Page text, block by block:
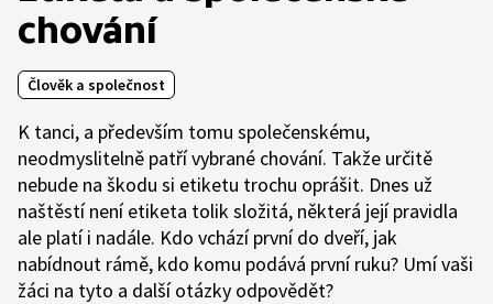
chování
Člověk a společnost
K tanci, a především tomu společenskému,
neodmyslitelně patří vybrané chování. Takže určitě
nebude na škodu si etiketu trochu oprášit. Dnes už
naštěstí není etiketa tolik složitá, některá její pravidla
ale platí i nadále. Kdo vchází první do dveří, jak
nabídnout rámě, kdo komu podává první ruku? Umí vaši
žáci na tyto a další otázky odpovědět?